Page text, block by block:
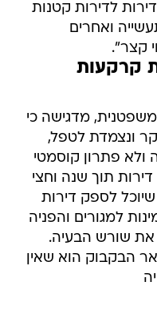
לדירות קטנות
ואחרים
קצר".
קרקעות
מדגישה כי
ונצמדת לטפל,
ולא פתרון קוסמטי
של שיווק הקיים. אותן 50,000 דירות תוך שנה וחצי
לספק דירות
למגורים והפניה
את שורש הבעיה.
הבקבוק הוא שאין